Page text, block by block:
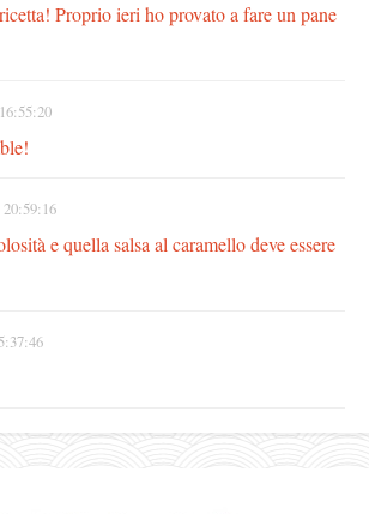
Proprio ieri ho provato a fare un pane
20:59:16
e quella salsa al caramello deve essere